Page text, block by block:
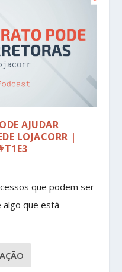
AJUDAR
LOJACORR |
que podem ser
que está